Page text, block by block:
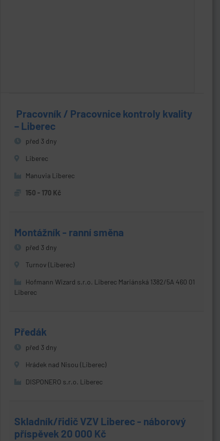
️ Pracovník / Pracovnice kontroly kvality
– Liberec
před 3 dny
Liberec
Manuvia Liberec
150 - 170 Kč
Montážník - ranní směna
před 3 dny
Turnov (Liberec)
Hofmann Wizard s.r.o. Liberec Mariánská 1382/5A 460 01
Liberec
Předák
před 3 dny
Hrádek nad Nisou (Liberec)
DISPONERO s.r.o. Liberec
Skladník/řidič VZV Liberec - náborový
příspěvek 20 000 Kč